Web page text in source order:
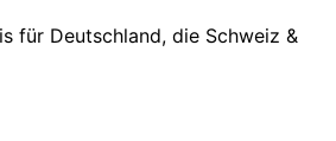
für Deutschland, die Schweiz &